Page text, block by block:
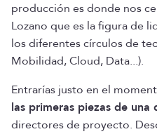
producción es donde nos
Lozano que es la figura de
los diferentes círculos de
Mobilidad, Cloud, Data...).
Entrarías justo en el
las primeras piezas de una
directores de proyecto.